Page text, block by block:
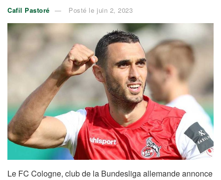
Cafil Pastoré Posté le juin 2, 2023
Le FC Cologne, club de la Bundesliga allemande annonce